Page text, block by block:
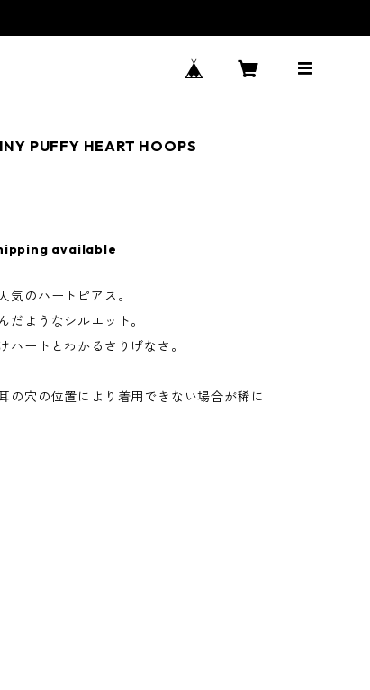
PUFFY HEART HOOPS
available
気のハートピアス。
だようなシルエット。
ハートとわかるさりげなさ。
の穴の位置により着用できない場合が稀に